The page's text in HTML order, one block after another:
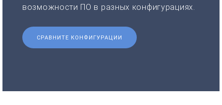
возможности ПО в разных конфигурациях.
СРАВНИТЕ КОНФИГУРАЦИИ